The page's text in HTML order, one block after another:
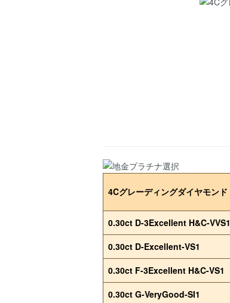
4Cグレーディングダイヤモンド
0.30ct D-3Excellent H&C-VVS1
0.30ct D-Excellent-VS1
0.30ct F-3Excellent H&C-VS1
0.30ct G-VeryGood-SI1